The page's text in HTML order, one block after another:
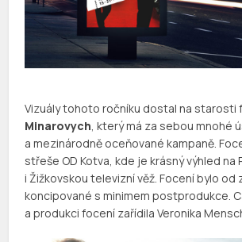
Vizuály tohoto ročníku dostal na
Minarovych, který má za sebou mnohé
a mezinárodně oceňované kampaně.
střeše OD Kotva, kde je krásný výhled na
i Žižkovskou televizní věž. Focení bylo od
koncipované s minimem postprodukce.
a produkci focení zařídila Veronika